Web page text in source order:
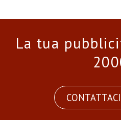
La tua